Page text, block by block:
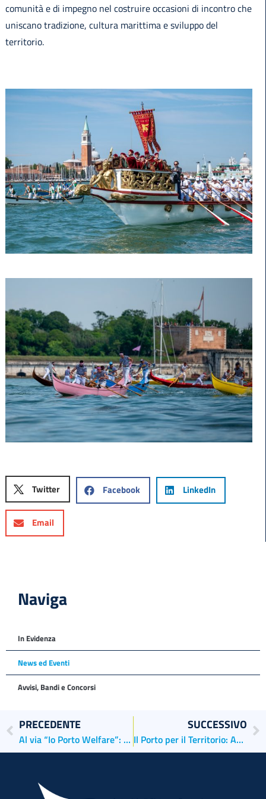
comunità e di impegno nel costruire occasioni di incontro che
uniscano tradizione, cultura marittima e sviluppo del
territorio.
Twitter Facebook LinkedIn
Email
Naviga
In Evidenza
News ed Eventi
Avvisi, Bandi e Concorsi
PRECEDENTE
Al via “Io Porto Welfare”: il Porto di Venezia avvia un percorso condiviso per il benessere dei lavoratori
SUCCESSIVO
Il Porto per il Territorio: AdSPMAS al fianco del 38° Trofeo Marco Rizzotti